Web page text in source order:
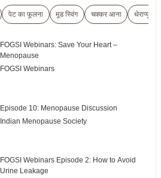
पेट का फूलना मूड स्विंग चक्कर आना थेराप्यूटिक
FOGSI Webinars: Save Your Heart –
Menopause
FOGSI Webinars
Episode 10: Menopause Discussion
Indian Menopause Society
FOGSI Webinars Episode 2: How to Avoid
Urine Leakage